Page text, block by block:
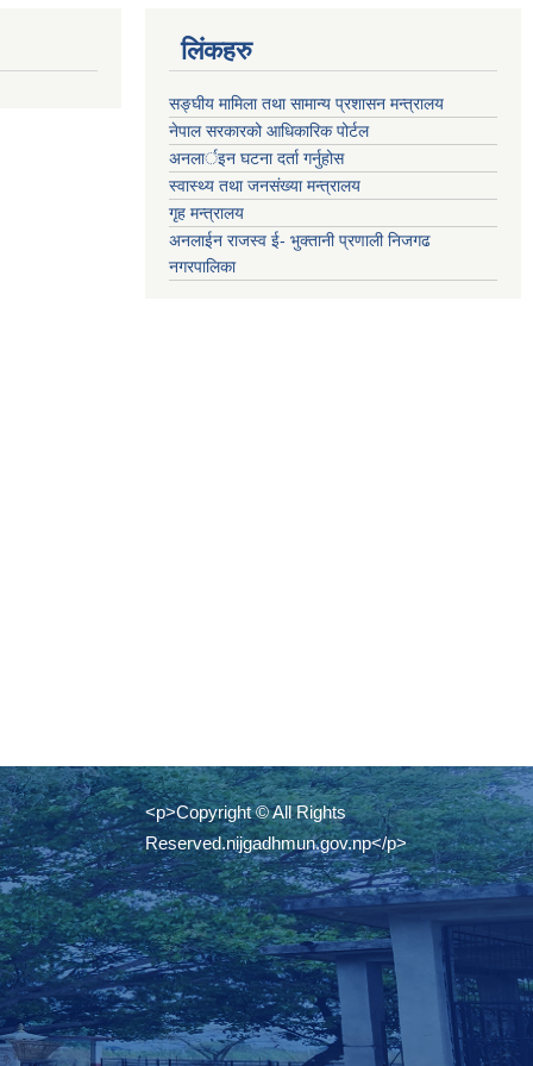
लिंकहरु
सङ्‍घीय मामिला तथा सामान्य प्रशासन मन्त्रालय
नेपाल सरकारको आधिकारिक पोर्टल
अनलार्इन घटना दर्ता गर्नुहोस
स्वास्थ्य तथा जनसंख्या मन्त्रालय
गृह मन्त्रालय
अनलाईन राजस्व ई- भुक्तानी प्रणाली निजगढ
नगरपालिका
<p>Copyright © All Rights
Reserved.nijgadhmun.gov.np</p>